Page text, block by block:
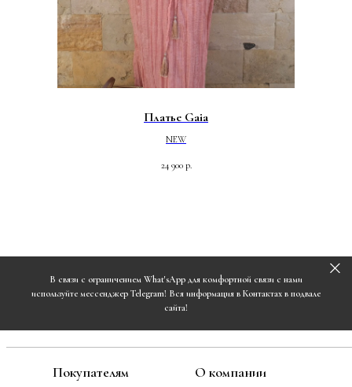
Платье Gaia
NEW
24 900 р.
В связи с ограничением What'sApp для комфортной связи с нами
используйте мессенджер Telegram! Вся информация в Контактах в подвале
сайта!
Покупателям О компании